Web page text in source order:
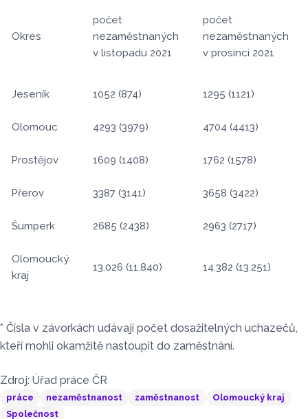
Okres
počet
nezaměstnaných
v listopadu 2021
počet
nezaměstnaných
v prosinci 2021
Jeseník 1052 (874) 1295 (1121)
Olomouc 4293 (3979) 4704 (4413)
Prostějov 1609 (1408) 1762 (1578)
Přerov 3387 (3141) 3658 (3422)
Šumperk 2685 (2438) 2963 (2717)
Olomoucký
kraj
13.026 (11.840) 14.382 (13.251)
* Čísla v závorkách udávají počet dosažitelných uchazečů,
kteří mohli okamžitě nastoupit do zaměstnání.
Zdroj: Úřad práce ČR
práce nezaměstnanost zaměstnanost
Olomoucký kraj
Společnost